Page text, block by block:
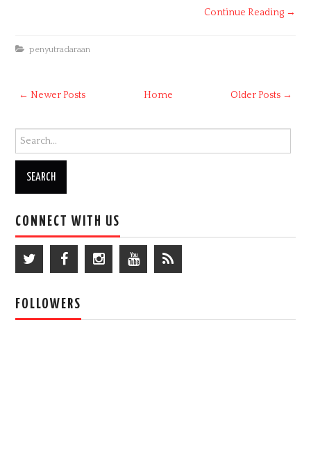
Continue Reading →
penyutradaraan
← Newer Posts Older Posts →
Home
Search for:
CONNECT WITH US
FOLLOWERS